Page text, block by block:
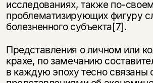
исследованиях, также по-
проблематизирующих фигуру
болезненного субъекта[7].
Представления о личном или
крахе, по замечанию
в каждую эпоху тесно связаны